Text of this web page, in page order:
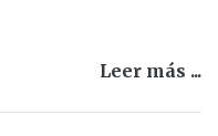
Leer más ...